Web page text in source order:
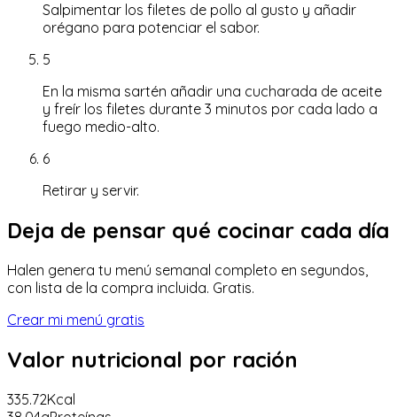
Salpimentar los filetes de pollo al gusto y añadir
orégano para potenciar el sabor.
5
En la misma sartén añadir una cucharada de aceite
y freír los filetes durante 3 minutos por cada lado a
fuego medio-alto.
6
Retirar y servir.
Deja de pensar qué cocinar cada día
Halen genera tu menú semanal completo en segundos,
con lista de la compra incluida. Gratis.
Crear mi menú gratis
Valor nutricional por ración
335.72Kcal